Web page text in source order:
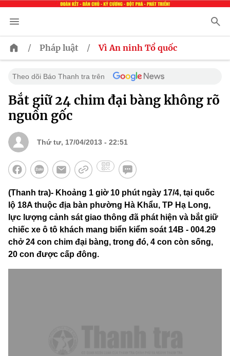
/ Pháp luật / Vì An ninh Tổ quốc
Theo dõi Báo Thanh tra trên
Bắt giữ 24 chim đại bàng không rõ
nguồn gốc
Thứ tư, 17/04/2013 - 22:51
(Thanh tra)- Khoảng 1 giờ 10 phút ngày 17/4, tại quốc
lộ 18A thuộc địa bàn phường Hà Khẩu, TP Hạ Long,
lực lượng cảnh sát giao thông đã phát hiện và bắt giữ
chiếc xe ô tô khách mang biển kiểm soát 14B - 004.29
chở 24 con chim đại bàng, trong đó, 4 con còn sống,
20 con được cấp đông.